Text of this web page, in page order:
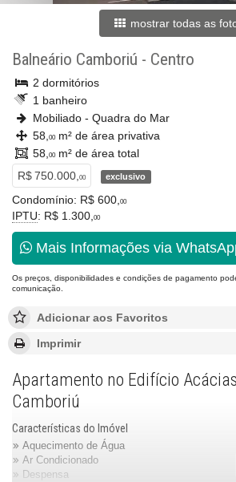
mostrar todas as
Balneário Camboriú - Centro
2 dormitórios
1 banheiro
Mobiliado - Quadra do Mar
58, 00m² de área privativa
58, 00m² de área total
R$ 750.000, 00 exclusivo
Condomínio: R$ 600, 00
IPTU: R$ 1.300, 00
Mais Informações via
Os preços, disponibilidades e condições de pagamento
comunicação.
Adicionar aos Favoritos
Imprimir
Apartamento no Edifício
Camboriú
Características do Imóvel
Aquecimento de Água
Ar Condicionado
Despensa